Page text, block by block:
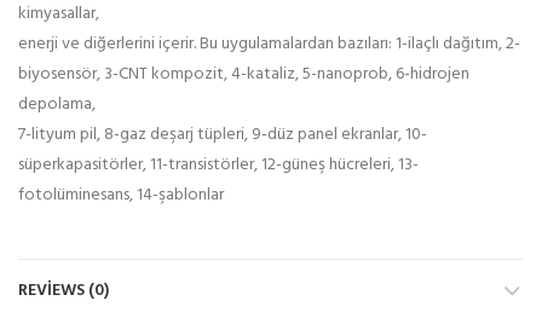
kimyasallar,
enerji ve diğerlerini içerir. Bu uygulamalardan bazıları: 1-ilaçlı dağıtım, 2-
biyosensör, 3-CNT kompozit, 4-kataliz, 5-nanoprob, 6-hidrojen
depolama,
7-lityum pil, 8-gaz deşarj tüpleri, 9-düz panel ekranlar, 10-
süperkapasitörler, 11-transistörler, 12-güneş hücreleri, 13-
fotolüminesans, 14-şablonlar
REVIEWS (0)